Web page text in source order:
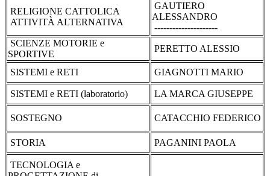
RELIGIONE CATTOLICA
ATTIVITÀ ALTERNATIVA
GAUTIERO
ALESSANDRO
---------------------
SCIENZE MOTORIE e
SPORTIVE
PERETTO ALESSIO
SISTEMI e RETI GIAGNOTTI MARIO
SISTEMI e RETI (laboratorio) LA MARCA GIUSEPPE
SOSTEGNO CATACCHIO FEDERICO
STORIA PAGANINI PAOLA
TECNOLOGIA e